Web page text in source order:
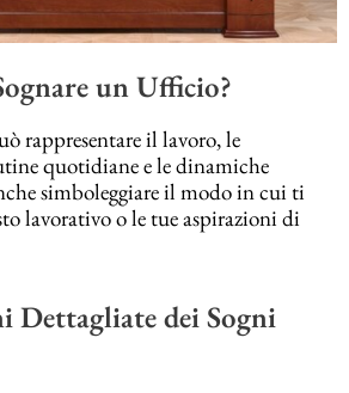
un Ufficio?
rappresentare il lavoro, le
quotidiane e le dinamiche
simboleggiare il modo in cui ti
lavorativo o le tue aspirazioni di
Dettagliate dei Sogni